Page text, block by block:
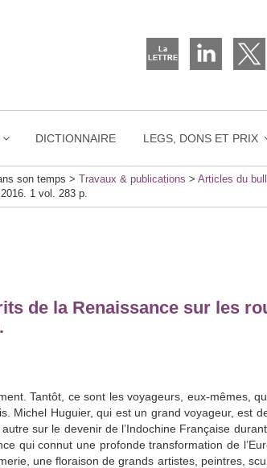
DICTIONNAIRE LEGS, DONS ET PRIX
son temps > Travaux & publications > Articles du
1 vol. 283 p.
de la Renaissance sur les
Tantôt, ce sont les voyageurs, eux-mêmes,
Michel Huguier, qui est un grand voyageur, est
sur le devenir de l’Indochine Française
qui connut une profonde transformation de
une floraison de grands artistes, peintres,